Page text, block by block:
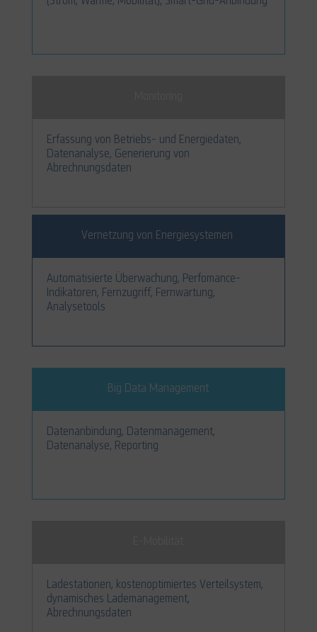
Erfassung von Betriebs- und Energiedaten,
Datenanalyse, Generierung von
Abrechnungsdaten
Vernetzung von Energiesystemen
Automatisierte Überwachung, Perfomance-
Indikatoren, Fernzugriff, Fernwartung,
Analysetools
Big Data Management
Datenanbindung, Datenmanagement,
Datenanalyse, Reporting
Ladestationen, kostenoptimiertes Verteilsystem,
dynamisches Lademanagement,
Abrechnungsdaten